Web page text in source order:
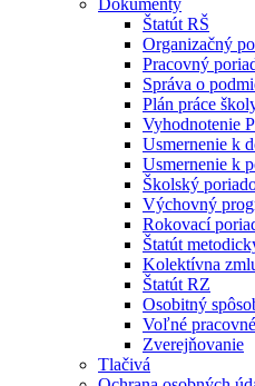
Dokumenty
Štatút RŠ
Organizačný
Pracovný
Správa o
Plán práce
Vyhodnotenie
Usmernenie k
Usmernenie k
Školský
Výchovný
Rokovací
Štatút
Kolektívna
Štatút RZ
Osobitný
Voľné
Zverejňovanie
Tlačivá